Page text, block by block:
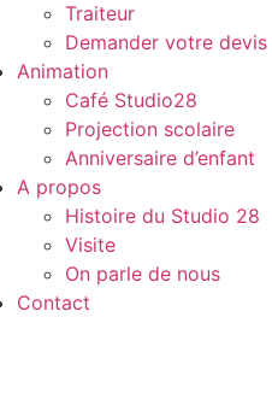
Traiteur
Demander votre devis
Animation
Café Studio28
Projection scolaire
Anniversaire d’enfant
A propos
Histoire du Studio 28
Visite
On parle de nous
Contact